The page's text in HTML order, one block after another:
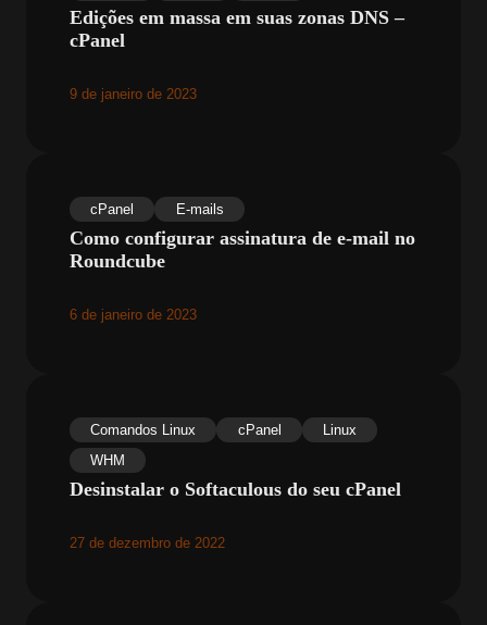
Edições em massa em suas zonas DNS –
cPanel
9 de janeiro de 2023
cPanel E-mails
Como configurar assinatura de e-mail no
Roundcube
6 de janeiro de 2023
Comandos Linux cPanel
Linux
WHM
Desinstalar o Softaculous do seu cPanel
27 de dezembro de 2022